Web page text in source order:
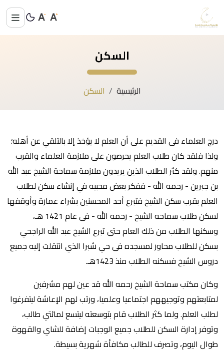
السكن
الرئيسية السكن
درج العلماء فى القديم على أن العلم لا يؤخذ إلا بالتلقي عن أهله؛
ولذا فلقد كان طلاب العلم يحرصون على ملازمة العلماء والقرب
منهم. ولقد كثر الطلاب الذين يريدون ملازمة سماحة الشيخ عبد الله
بن جبرين - رحمه الله - ففكر بعض محبيه في إنشاء سكن لطلاب
العلم بقرب سكن الشيخ فتبرع أحد المحسنين بشراء عمارة وأوقفها
لسكن طلاب سماحه الشيخ - رحمه الله - فى عام 1421 هـ،
وسكنها الطلاب من ذلك العام حتى تبرع الشيخ عبد الله الراجحي
بسكن للطلاب محاور لمسجده فى حي شبرا الذي انتقلت إليه جميع
دروس الشيخ فسكنه الطلاب منذ 1423هـ.
وكان مكتب سماحة الشيخ رحمه الله قد عين لهم مشرفين
لمتابعتهم وتوجيههم اجتماعيا وعلميا، ورتب لهم الإعاشة ليتفرغوا
لطلب العلم. ولما كثر الطلاب قام بتوسعته ليتسع لمائتي طالب،
وتوفر إدارة السكن للطلاب جميع الوجبات إضافة للشاي والقهوة
طوال اليوم، وتصرف للطالب مكافأة شهرية بسيطة.